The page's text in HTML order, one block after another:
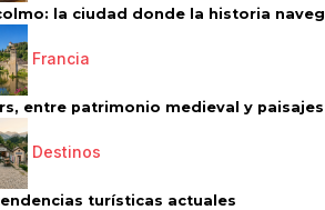
la ciudad donde la historia
Francia
entre patrimonio medieval y paisajes
Destinos
turísticas actuales